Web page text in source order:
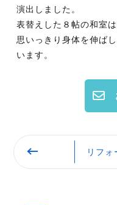
演出しました。
表替えした８帖の和室
思いっきり身体を伸ば
います。
リフ